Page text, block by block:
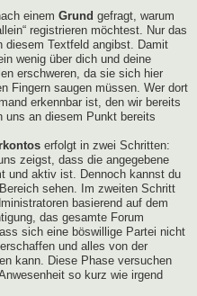
einem Grund gefragt, warum
registrieren möchtest. Nur das
diesem Textfeld angibst. Damit
wenig über dich und deine
erschweren, da sie sich hier
Fingern saugen müssen. Wer dort
erkennbar ist, den wir bereits
uns an diesem Punkt bereits
erfolgt in zwei Schritten:
zeigst, dass die angegebene
und aktiv ist. Dennoch kannst du
sehen. Im zweiten Schritt
basierend auf dem
das gesamte Forum
sich eine böswillige Partei nicht
und alles von der
kann. Diese Phase versuchen
so kurz wie irgend